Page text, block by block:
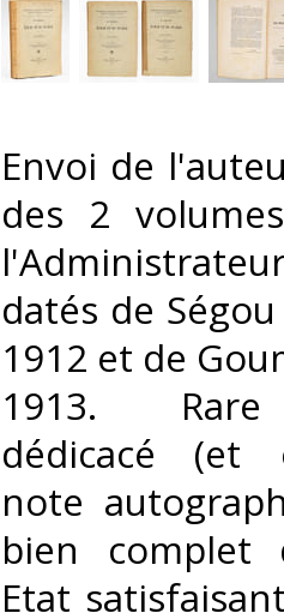
‎Envoi de
des 2
datés de
1912 et de
1913. Rare
dédicacé (et
note
bien complet
Etat